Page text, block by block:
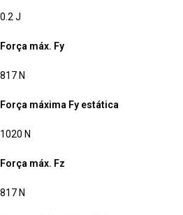
0.2 J
Força máx. Fy
817 N
Força máxima Fy estática
1020 N
Força máx. Fz
817 N